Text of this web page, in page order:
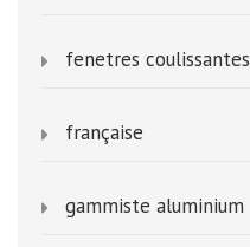
fenetres coulissantes
française
gammiste aluminium